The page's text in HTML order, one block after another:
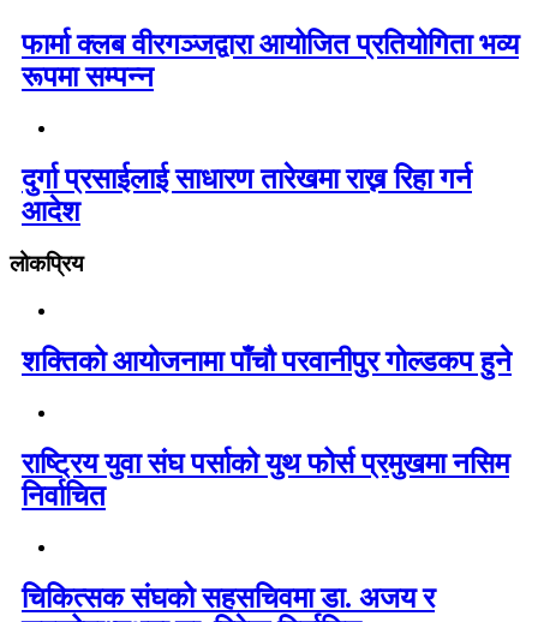
फार्मा क्लब वीरगञ्जद्वारा आयोजित प्रतियोगिता भव्य
रूपमा सम्पन्न
दुर्गा प्रसाईलाई साधारण तारेखमा राख्न रिहा गर्न
आदेश
लोकप्रिय
शक्तिको आयोजनामा पाँचौ परवानीपुर गोल्डकप हुने
राष्ट्रिय युवा संघ पर्साको युथ फोर्स प्रमुखमा नसिम
निर्वाचित
चिकित्सक संघको सहसचिवमा डा. अजय र